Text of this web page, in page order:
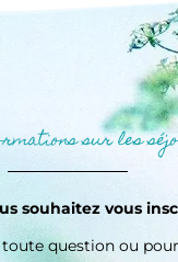
sur les
souhaitez vous
question ou